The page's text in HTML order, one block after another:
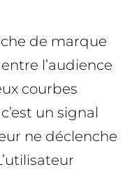
de marque
l’audience
courbes
un signal
ne déclenche